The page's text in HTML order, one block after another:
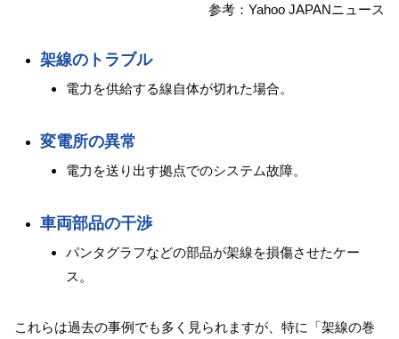
参考：Yahoo JAPANニュース
架線のトラブル
電力を供給する線自体が切れた場合。
変電所の異常
電力を送り出す拠点でのシステム故障。
車両部品の干渉
パンタグラフなどの部品が架線を損傷させたケー
ス。
これらは過去の事例でも多く見られますが、特に「架線の巻